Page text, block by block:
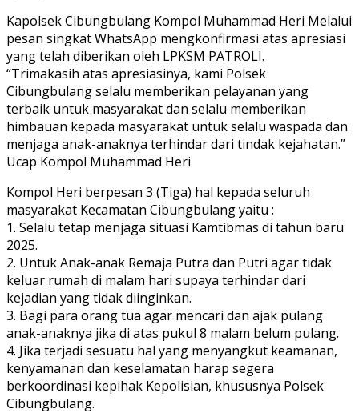
Kapolsek Cibungbulang Kompol Muhammad Heri Melalui
pesan singkat WhatsApp mengkonfirmasi atas apresiasi
yang telah diberikan oleh LPKSM PATROLI.
“Trimakasih atas apresiasinya, kami Polsek
Cibungbulang selalu memberikan pelayanan yang
terbaik untuk masyarakat dan selalu memberikan
himbauan kepada masyarakat untuk selalu waspada dan
menjaga anak-anaknya terhindar dari tindak kejahatan.”
Ucap Kompol Muhammad Heri
Kompol Heri berpesan 3 (Tiga) hal kepada seluruh
masyarakat Kecamatan Cibungbulang yaitu :
1. Selalu tetap menjaga situasi Kamtibmas di tahun baru
2025.
2. Untuk Anak-anak Remaja Putra dan Putri agar tidak
keluar rumah di malam hari supaya terhindar dari
kejadian yang tidak diinginkan.
3. Bagi para orang tua agar mencari dan ajak pulang
anak-anaknya jika di atas pukul 8 malam belum pulang.
4. Jika terjadi sesuatu hal yang menyangkut keamanan,
kenyamanan dan keselamatan harap segera
berkoordinasi kepihak Kepolisian, khususnya Polsek
Cibungbulang.